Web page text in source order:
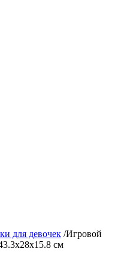
для девочек /Игровой
см